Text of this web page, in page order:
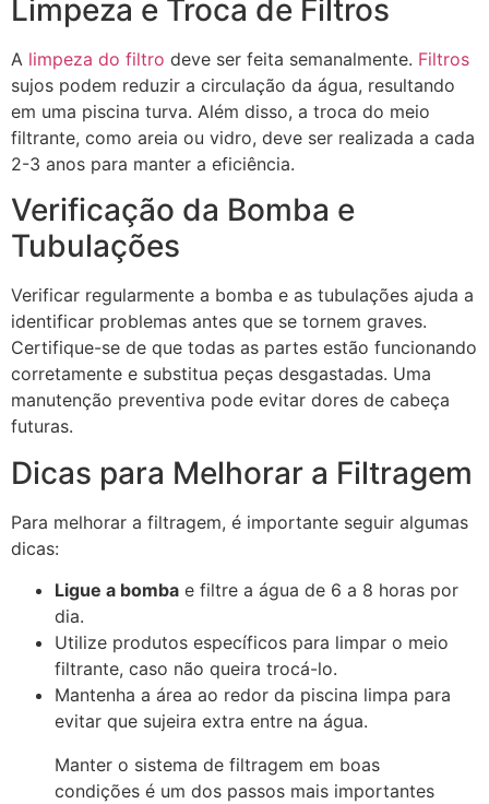
Limpeza e Troca de Filtros
A limpeza do filtro deve ser feita semanalmente. Filtros
sujos podem reduzir a circulação da água, resultando
em uma piscina turva. Além disso, a troca do meio
filtrante, como areia ou vidro, deve ser realizada a cada
2-3 anos para manter a eficiência.
Verificação da Bomba e
Tubulações
Verificar regularmente a bomba e as tubulações ajuda a
identificar problemas antes que se tornem graves.
Certifique-se de que todas as partes estão funcionando
corretamente e substitua peças desgastadas. Uma
manutenção preventiva pode evitar dores de cabeça
futuras.
Dicas para Melhorar a Filtragem
Para melhorar a filtragem, é importante seguir algumas
dicas:
Ligue a bomba e filtre a água de 6 a 8 horas por
dia.
Utilize produtos específicos para limpar o meio
filtrante, caso não queira trocá-lo.
Mantenha a área ao redor da piscina limpa para
evitar que sujeira extra entre na água.
Manter o sistema de filtragem em boas
condições é um dos passos mais importantes